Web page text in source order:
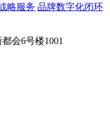
略服务 品牌数字化闭环
会6号楼1001